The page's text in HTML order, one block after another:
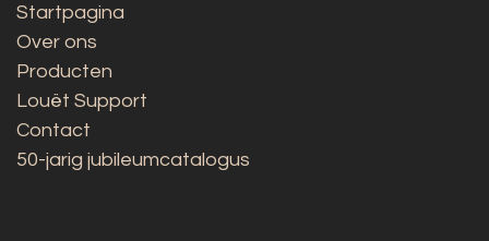
Startpagina
Over ons
Producten
Louët Support
Contact
50-jarig jubileumcatalogus